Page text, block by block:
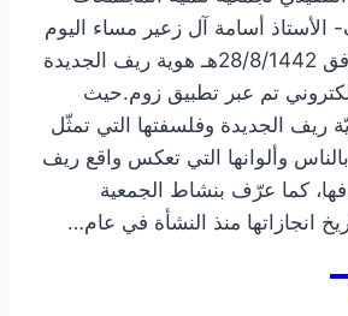
الأستاذ أسامة آل زعير مساء اليوم
السبت الموافق 28/8/1442هـ هوية ريف الجديدة
تم عبر تطبيق زوم.حيث
ريف الجديدة وفلسفتها التي تمثّل
وألوانها التي تعكس واقع ريف
كما عرّف بنشاط الجمعية
انجازاتها منذ النشأة في عام…